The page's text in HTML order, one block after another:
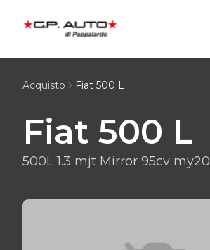
Acquisto Fiat 500 L
Fiat 500 L
500L 1.3 mjt Mirror 95cv my20